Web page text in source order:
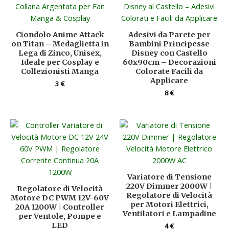
Ciondolo Anime Attack
on Titan – Medaglietta in
Lega di Zinco, Unisex,
Ideale per Cosplay e
Collezionisti Manga
3€
Adesivi da Parete per
Bambini Principesse
Disney con Castello
60x90cm – Decorazioni
Colorate Facili da
Applicare
8€
Regolatore di Velocità
Motore DC PWM 12V-60V
20A 1200W | Controller
per Ventole, Pompe e
LED
Variatore di Tensione
220V Dimmer 2000W |
Regolatore di Velocità
per Motori Elettrici,
Ventilatori e Lampadine
4€